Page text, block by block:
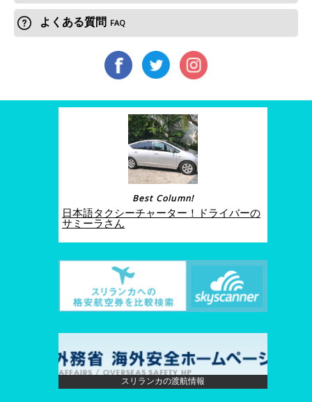
よくある質問 FAQ
Best Column!
日本語タクシーチャーター！ドライバーの
サミーラさん
スリランカの渡航情報